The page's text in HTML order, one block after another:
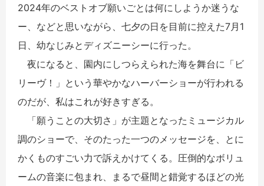
2024年のベストオブ願いごとは何にしようか迷うな
ー、などと思いながら、七夕の日を目前に控えた7月1
日、幼なじみとディズニーシーに行った。
夜になると、園内にしつらえられた海を舞台に「ビ
リーヴ！」という華やかなハーバーショーが行われる
のだが、私はこれが好きすぎる。
「願うことの大切さ」が主題となったミュージカル
調のショーで、そのたった一つのメッセージを、とに
かくものすごい力で訴えかけてくる。圧倒的なボリュ
ームの音楽に包まれ、まるで昼間と錯覚するほどの光